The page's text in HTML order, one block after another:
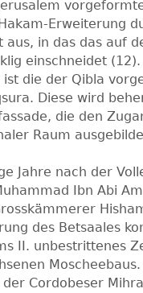
Erweiterung
aus, in das das auf
einschneidet
die der Qibla
Diese wird
die den
Raum
Jahre nach der
Ibn Abi
des Betsaales
II. unbestrittenes
Moscheebaus.
Cordobeser